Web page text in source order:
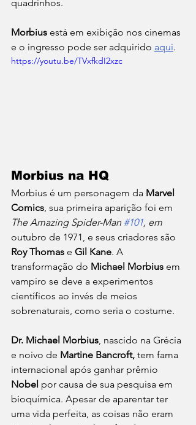
quadrinhos.
Morbius está em exibição nos cinemas
e o ingresso pode ser adquirido aqui.
https://youtu.be/TVxfkdI2xzc
Morbius na HQ
Morbius é um personagem da Marvel
Comics , sua primeira aparição foi em
The Amazing Spider-Man #101, em
outubro de 1971, e seus criadores são
Roy Thomas e Gil Kane. A
transformação do Michael Morbius em
vampiro se deve a experimentos
científicos ao invés de meios
sobrenaturais, como seria o costume.
Dr. Michael Morbius , nascido na Grécia
e noivo de Martine Bancroft, tem fama
internacional após ganhar prêmio
Nobel por causa de sua pesquisa em
bioquímica. Apesar de aparentar ter
uma vida perfeita, as coisas não eram